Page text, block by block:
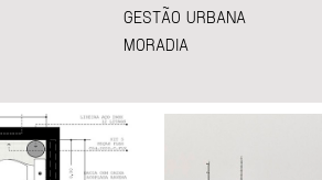
GESTÃO URBANA
MORADIA